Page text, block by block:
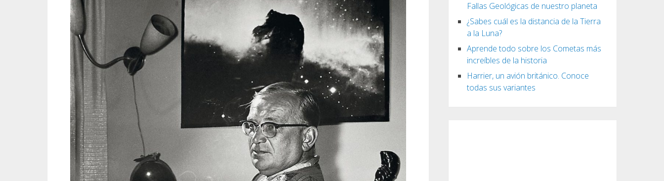
Fallas Geológicas de nuestro planeta
¿Sabes cuál es la distancia de la Tierra
a la Luna?
Aprende todo sobre los Cometas más
increíbles de la historia
Harrier, un avión británico. Conoce
todas sus variantes